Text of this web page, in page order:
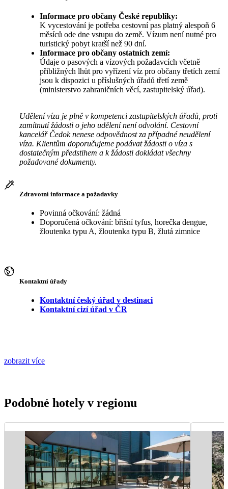
Informace pro občany České republiky:
K vycestování je potřeba cestovní pas platný alespoň 6
měsíců ode dne vstupu do země. Vízum není nutné pro
turistický pobyt kratší než 90 dní.
Informace pro občany ostatních zemí:
Údaje o pasových a vízových požadavcích včetně
přibližných lhůt pro vyřízení víz pro občany třetích zemí
jsou k dispozici u příslušných úřadů třetí země
(ministerstvo zahraničních věcí, zastupitelský úřad).
Udělení víza je plně v kompetenci zastupitelských úřadů, proti
zamítnutí žádosti o jeho udělení není odvolání. Cestovní
kancelář Čedok nenese odpovědnost za případné neudělení
víza. Klientům doporučujeme podávat žádosti o víza s
dostatečným předstihem a k žádosti dokládat všechny
požadované dokumenty.
Zdravotní informace a požadavky
Povinná očkování: žádná
Doporučená očkování: břišní tyfus, horečka dengue,
žloutenka typu A, žloutenka typu B, žlutá zimnice
Kontaktní úřady
Kontaktní český úřad v destinaci
Kontaktní cizí úřad v ČR
zobrazit více
Podobné hotely v regionu